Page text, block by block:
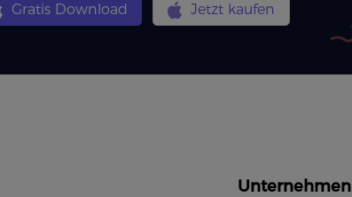
Gratis Download Jetzt kaufen
Unternehmen